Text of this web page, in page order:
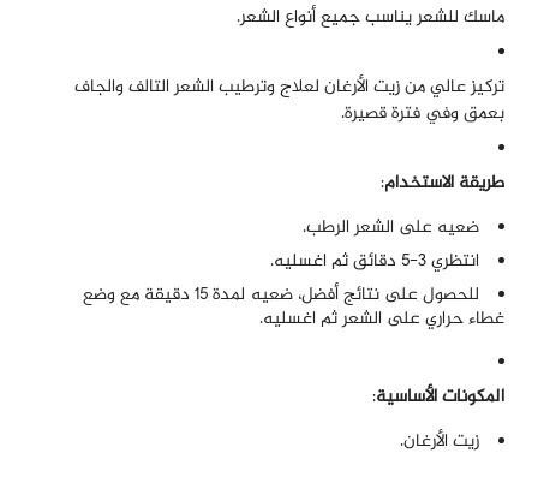
ماسك للشعر يناسب جميع أنواع الشعر.
تركيز عالي من زيت الأرغان لعلاج وترطيب الشعر التالف والجاف
بعمق وفي فترة قصيرة.
طريقة الاستخدام:
ضعيه على الشعر الرطب.
انتظري 3-5 دقائق ثم اغسليه.
للحصول على نتائج أفضل، ضعيه لمدة 15 دقيقة مع وضع
غطاء حراري على الشعر ثم اغسليه.
المكونات الأساسية:
زيت الأرغان.